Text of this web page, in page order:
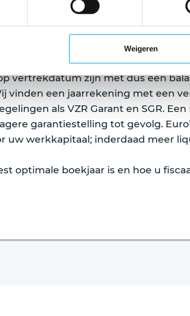
Weigeren
einde boekjaar te kiezen’.
dat een jaarrekening met een
Het nieuw gekozen boekingsjaar,
vertrekdatum zijn met dus een
vinden een jaarrekening met een
als VZR Garant en SGR.
garantiestelling tot gevolg.
uw werkkapitaal; inderdaad meer
optimale boekjaar is en hoe u